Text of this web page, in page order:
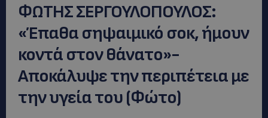
ΦΩΤΗΣ ΣΕΡΓΟΥΛΟΠΟΥΛΟΣ:
«Έπαθα σηψαιμικό σοκ, ήμουν
κοντά στον θάνατο»-
Αποκάλυψε την περιπέτεια με
την υγεία του (Φώτο)